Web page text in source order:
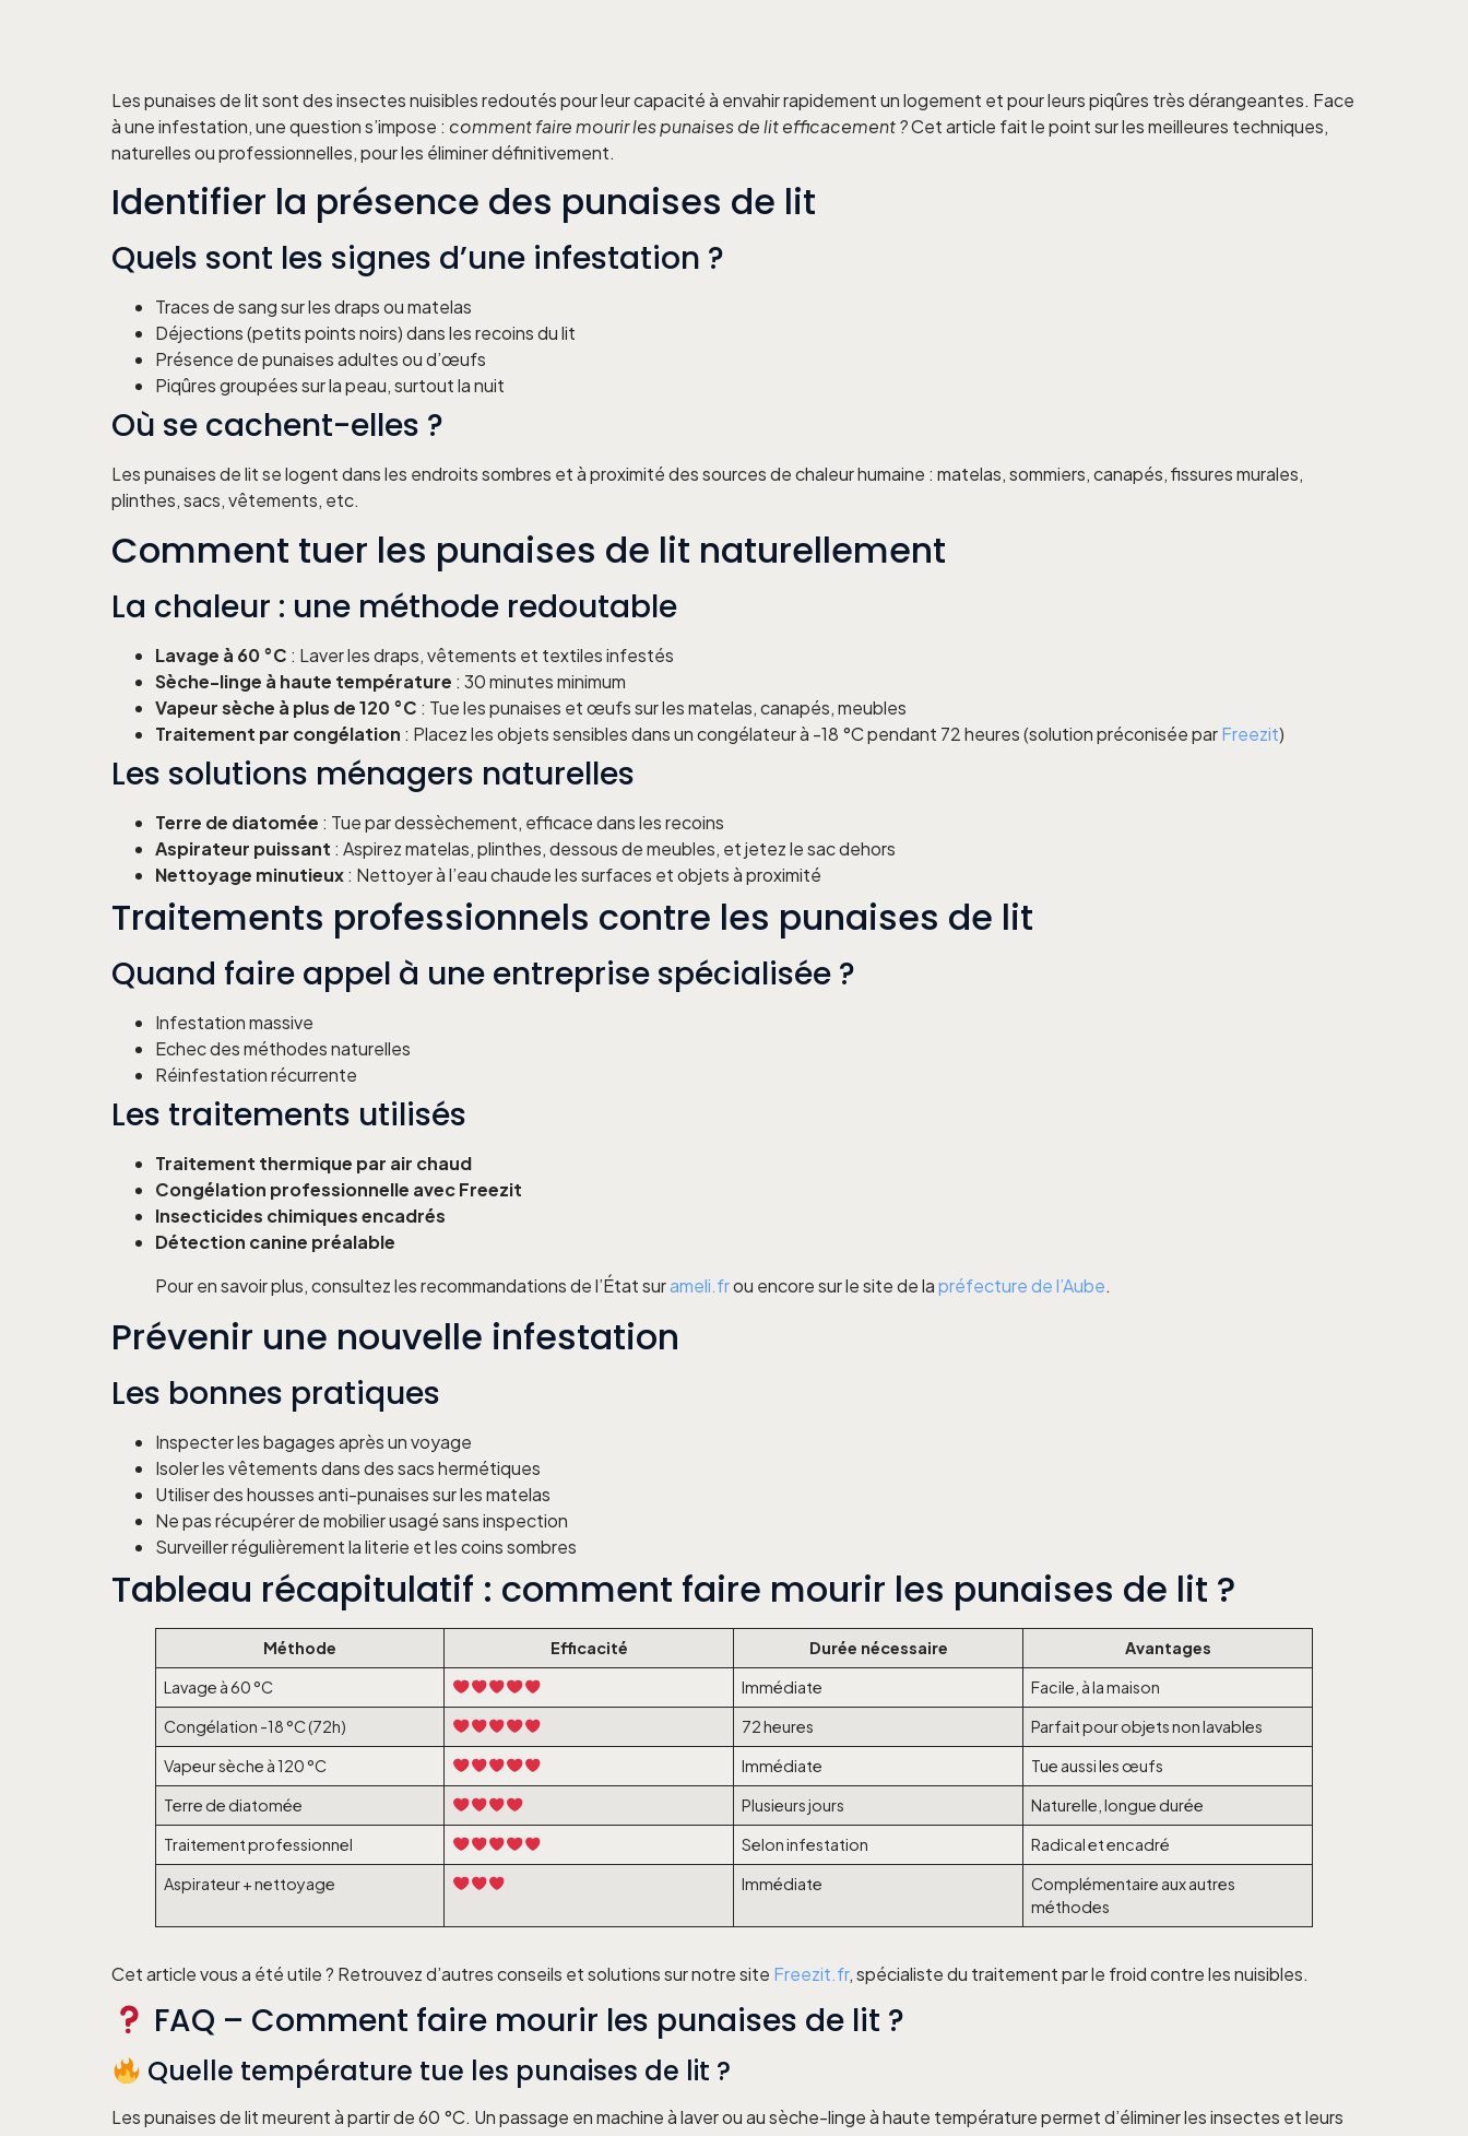
Les punaises de lit sont des insectes nuisibles redoutés pour leur capacité à envahir rapidement un logement et pour leurs piqûres très dérangeantes. Face
à une infestation, une question s’impose : comment faire mourir les punaises de lit efficacement ?Cet article fait le point sur les meilleures techniques,
naturelles ou professionnelles, pour les éliminer définitivement.
Identifier la présence des punaises de lit
Quels sont les signes d’une infestation ?
Traces de sang sur les draps ou matelas
Déjections (petits points noirs) dans les recoins du lit
Présence de punaises adultes ou d’œufs
Piqûres groupées sur la peau, surtout la nuit
Où se cachent-elles ?
Les punaises de lit se logent dans les endroits sombres et à proximité des sources de chaleur humaine : matelas, sommiers, canapés, fissures murales,
plinthes, sacs, vêtements, etc.
Comment tuer les punaises de lit naturellement
La chaleur : une méthode redoutable
Lavage à 60 °C : Laver les draps, vêtements et textiles infestés
Sèche-linge à haute température : 30 minutes minimum
Vapeur sèche à plus de 120 °C : Tue les punaises et œufs sur les matelas, canapés, meubles
Traitement par congélation : Placez les objets sensibles dans un congélateur à -18 °C pendant 72 heures (solution préconisée parFreezit)
Les solutions ménagers naturelles
Terre de diatomée : Tue par dessèchement, efficace dans les recoins
Aspirateur puissant : Aspirez matelas, plinthes, dessous de meubles, et jetez le sac dehors
Nettoyage minutieux: Nettoyer à l’eau chaude les surfaces et objets à proximité
Traitements professionnels contre les punaises de lit
Quand faire appel à une entreprise spécialisée ?
Infestation massive
Echec des méthodes naturelles
Réinfestation récurrente
Les traitements utilisés
Traitement thermique par air chaud
Congélation professionnelle avec Freezit
Insecticides chimiques encadrés
Détection canine préalable
Pour en savoir plus, consultez les recommandations de l’État surameli.frou encore sur le site de lapréfecture de l’Aube.
Prévenir une nouvelle infestation
Les bonnes pratiques
Inspecter les bagages après un voyage
Isoler les vêtements dans des sacs hermétiques
Utiliser des housses anti-punaises sur les matelas
Ne pas récupérer de mobilier usagé sans inspection
Surveiller régulièrement la literie et les coins sombres
Tableau récapitulatif : comment faire mourir les punaises de lit ?
Méthode Efficacité Durée nécessaire
Avantages
Lavage à 60 °C
Immédiate
Facile, à la maison
Congélation -18 °C (72h)
72 heures
Parfait pour objets non lavables
Vapeur sèche à 120 °C
Immédiate
Tue aussi les œufs
Terre de diatomée
Plusieurs jours
Naturelle, longue durée
Traitement professionnel
Selon infestation
Radical et encadré
Aspirateur + nettoyage
Immédiate
Complémentaire aux autres
méthodes
Cet article vous a été utile ? Retrouvez d’autres conseils et solutions sur notre site Freezit.fr, spécialiste du traitement par le froid contre les nuisibles.
FAQ – Comment faire mourir les punaises de lit ?
Quelle température tue les punaises de lit ?
Les punaises de lit meurent à partir de 60 °C. Un passage en machine à laver ou au sèche-linge à haute température permet d’éliminer les insectes et leurs